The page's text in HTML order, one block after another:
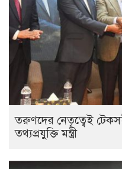
তরুণদের নেতৃত্বেই
তথ্যপ্রযুক্তি মন্ত্রী